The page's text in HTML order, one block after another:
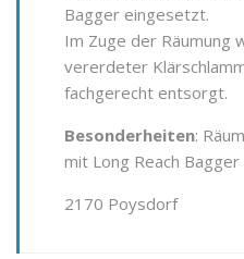
Bagger eingesetzt.
Im Zuge der Räumung
vererdeter
fachgerecht entsorgt.
Besonderheiten:
mit Long Reach Bagger
2170 Poysdorf